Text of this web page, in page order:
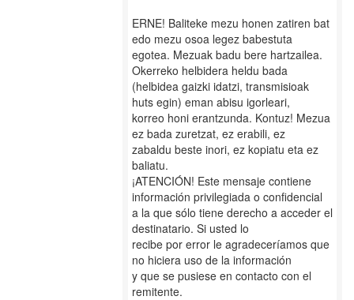
ERNE! Baliteke mezu honen zatiren bat
edo mezu osoa legez babestuta
egotea. Mezuak badu bere hartzailea.
Okerreko helbidera heldu bada
(helbidea gaizki idatzi, transmisioak
huts egin) eman abisu igorleari,
korreo honi erantzunda. Kontuz! Mezua
ez bada zuretzat, ez erabili, ez
zabaldu beste inori, ez kopiatu eta ez
baliatu.
¡ATENCIÓN! Este mensaje contiene
información privilegiada o confidencial
a la que sólo tiene derecho a acceder el
destinatario. Si usted lo
recibe por error le agradeceríamos que
no hiciera uso de la información
y que se pusiese en contacto con el
remitente.